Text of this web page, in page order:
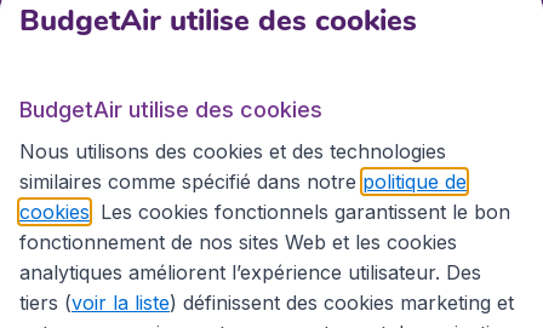
BudgetAir.fr
Sites internationaux
BudgetAir utilise des cookies
BudgetAir utilise des cookies
Nous utilisons des cookies et des technologies
similaires comme spécifié dans notre politique de
cookies . Les cookies fonctionnels garantissent le bon
fonctionnement de nos sites Web et les cookies
analytiques améliorent l’expérience utilisateur. Des
tiers (voir la liste) définissent des cookies marketing et